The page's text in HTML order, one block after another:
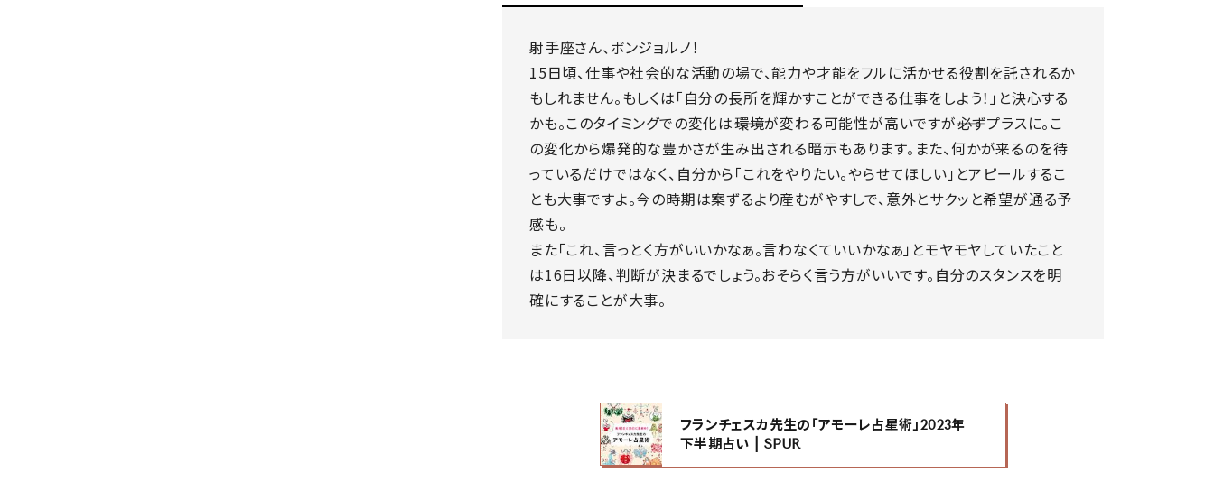
射手座さん、ボンジョルノ！
15日頃、仕事や社会的な活動の場で、能力や才能をフルに活かせる役割を託されるか
もしれません。もしくは「自分の長所を輝かすことができる仕事をしよう！」と決心する
かも。このタイミングでの変化は――環境が変わる可能性が高いですが――必ずプラスに。こ
の変化から爆発的な豊かさが生み出される暗示もあります。また、何かが来るのを待
っているだけではなく、自分から「これをやりたい。やらせてほしい」とアピールするこ
とも大事ですよ。今の時期は案ずるより産むがやすしで、意外とサクッと希望が通る予
感も。
また「これ、言っとく方がいいかなぁ。言わなくていいかなぁ」とモヤモヤしていたこと
は16日以降、判断が決まるでしょう。おそらく言う方がいいです。自分のスタンスを明
確にすることが大事。
フランチェスカ先生の「アモーレ占星術」2023年
下半期占い | SPUR